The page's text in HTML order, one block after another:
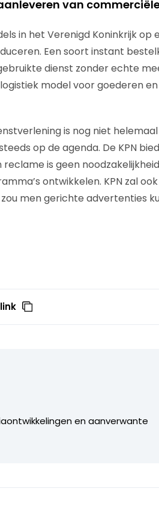
van
in het Verenigd Koninkrijk op
Een soort instant
dienst zonder echte
model voor goederen
is nog niet
op de agenda. De KPN
reclame is geen
ontwikkelen. KPN zal
men gerichte advertenties
en aanverwante